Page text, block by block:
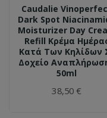
Caudalie
Dark Spot
Moisturizer Day
Refill Κρέμα
Κατά Των Κηλίδων
Δοχείο
50ml
38,50 €